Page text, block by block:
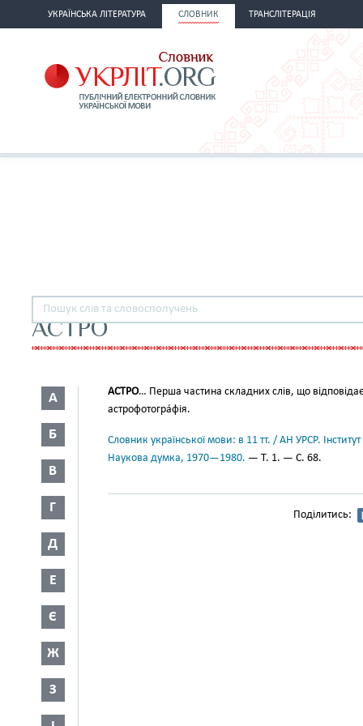
УКРАЇНСЬКА ЛІТЕРАТУРА СЛОВНИК ТРАНСЛІТЕРАЦІЯ
АСТРО
А
Б
В
Г
Д
Е
Є
Ж
З
АСТРО… Перша частина складних слів, що
астрофотогра́фія.
Словник української мови: в 11 тт. / АН УРСР.
Наукова думка, 1970—1980. — Т. 1. — С. 68.
Поділитись: